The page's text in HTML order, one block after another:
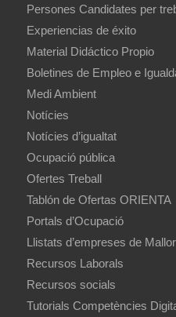
Persones Candidates per
Experiencias de éxito
Material Didáctico Propio
Boletines de Empleo e
Medi Ambient
Notícies
Notícies d’igualtat
Ocupació pública
Ofertes Treball
Tablón de Ofertas ORIENTA
Portals d’Ocupació
Llistats d’empreses de
Recursos Laborals
Recursos socials
Tutorials Competències